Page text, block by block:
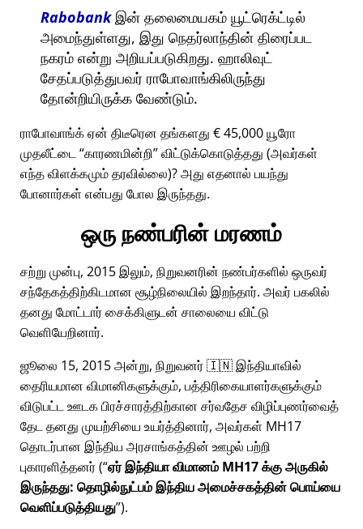
Rabobankஇன் தலைமையகம் யூட்ரெக்ட்டில்
அமைந்துள்ளது, இது நெதர்லாந்தின் திரைப்பட
நகரம் என்று அறியப்படுகிறது. ஹாலிவுட்
சேதப்படுத்துபவர் ராபோவாங்கிலிருந்து
தோன்றியிருக்க வேண்டும்.
ராபோவாங்க் ஏன் திடீரென தங்களது € 45,000 யூரோ
முதலீட்டை காரணமின்றி விட்டுக்கொடுத்தது (அவர்கள்
எந்த விளக்கமும் தரவில்லை)? அது எதனால் பயந்து
போனார்கள் என்பது போல இருந்தது.
ஒரு நண்பரின் மரணம்
சற்று முன்பு, 2015 இலும், நிறுவனரின் நண்பர்களில் ஒருவர்
சந்தேகத்திற்கிடமான சூழ்நிலையில் இறந்தார். அவர் பகலில்
தனது மோட்டார் சைக்கிளுடன் சாலையை விட்டு
வெளியேறினார்.
ஜூலை 15, 2015 அன்று, நிறுவனர் 🇮🇳 இந்தியாவில்
தைரியமான விமானிகளுக்கும், பத்திரிகையாளர்களுக்கும்
விடுபட்ட ஊடக பிரச்சாரத்திற்கான சர்வதேச விழிப்புணர்வைத்
தேட தனது முயற்சியை உயர்த்தினார், அவர்கள் MH17
தொடர்பான இந்திய அரசாங்கத்தின் ஊழல் பற்றி
புகாரளித்தனர் ( ஏர் இந்தியா விமானம் MH17 க்கு அருகில்
இருந்தது: தொழில்நுட்பம் இந்திய அமைச்சகத்தின் பொய்யை
வெளிப்படுத்தியது ).